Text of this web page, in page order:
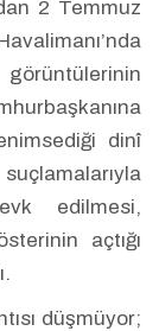
2 Temmuz
dinî
edilmesi,
açtığı
düşmüyor;